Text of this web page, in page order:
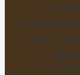
Info-